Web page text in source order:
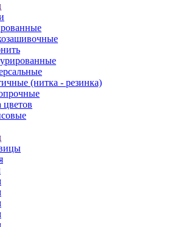
(нитка - резинка)
цветов